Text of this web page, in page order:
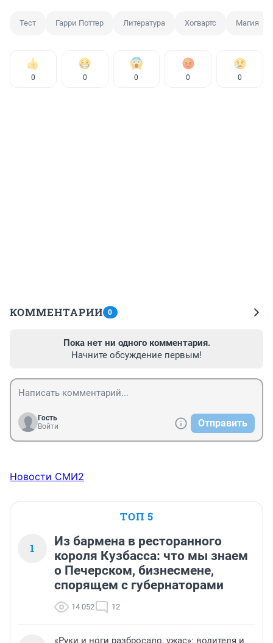
Тест Гарри Поттер Литература Хогвартс Магия
0 0 0 0 0
КОММЕНТАРИИ 0
Пока нет ни одного комментария.
Начните обсуждение первым!
Гость
Войти
Отправить
Новости СМИ2
ТОП 5
1
Из бармена в ресторанного
короля Кузбасса: что мы знаем
о Печерском, бизнесмене,
спорящем с губернаторами
14 052 12
«Руки и ноги разбросало, ужас»: водителя и